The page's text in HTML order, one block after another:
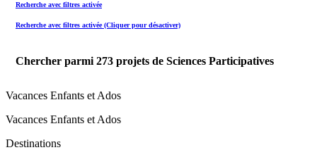
Recherche avec filtres activée
Recherche avec filtres activée (Cliquer pour désactiver)
Chercher parmi 273 projets de Sciences Participatives
Vacances Enfants et Ados
Vacances Enfants et Ados
Destinations